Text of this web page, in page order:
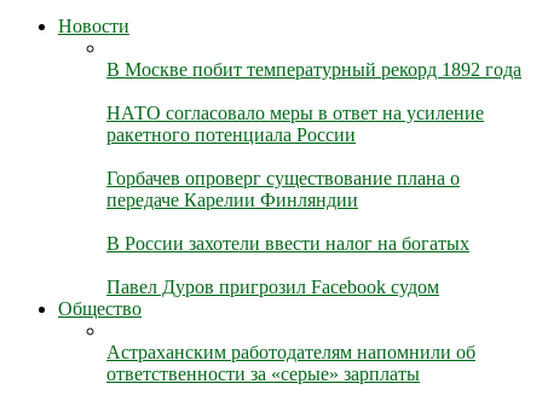
Новости
В Москве побит температурный рекорд 1892 года
НАТО согласовало меры в ответ на усиление
ракетного потенциала России
Горбачев опроверг существование плана о
передаче Карелии Финляндии
В России захотели ввести налог на богатых
Павел Дуров пригрозил Facebook судом
Общество
Астраханским работодателям напомнили об
ответственности за «серые» зарплаты